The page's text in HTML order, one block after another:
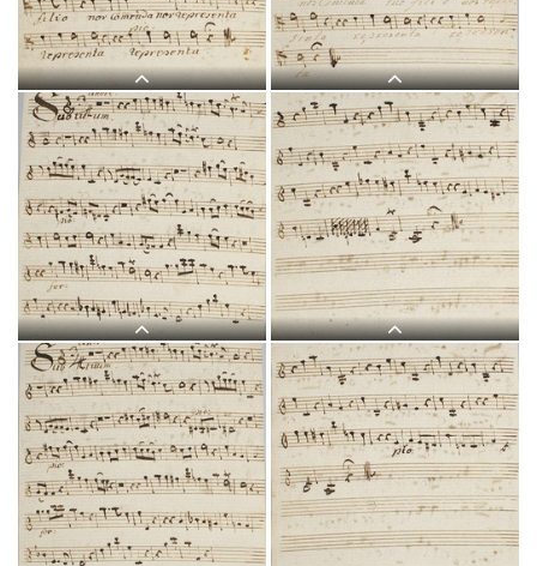
L 9, G.J. Werner, Sub tuum
praesidium, Soprano-1.jpg
L 9, G.J. Werner, Sub tuum
praesidium, Alto-1.jpg
L 9, G.J. Werner, Sub tuum
praesidium, Alto-2.jpg
L 9, G.J. Werner, Sub tuum
praesidium, Tenore-1.jpg
L 9, G.J. Werner, Sub tuum
praesidium, Violino I-1.jpg
L 9, G.J. Werner, Sub tuum
praesidium, Violino I-2.jpg